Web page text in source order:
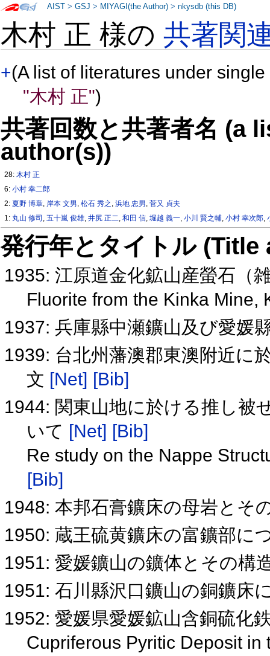
木村 正 様の共著関
+(A list of literatures under
"木村 正")
共著回数と共著者名 (a
author(s))
28:木村 正
6:小村 幸二郎
2:夏野 博章, 岸本 文男,松石 秀之 ,浜地 忠男,菅又 貞夫
1: 丸山 修司 ,五十嵐 俊雄,井尻 正二,和田 信,堀越 義一,小川 賢之輔,小村 幸次郎,
発行年とタイトル
1935: 江原道金化鉱山産螢石（
Fluorite from the Kinka Mine,
1937: 兵庫縣中瀬鑛山及び愛媛
1939: 台北州藩澳郡東澳附近に
文 [Net] [Bib]
1944: 関東山地に於ける推し被
いて [Net] [Bib]
Re study on the Nappe
[Bib]
1948: 本邦石膏鑛床の母岩とそ
1950: 蔵王硫黄鑛床の富鑛部に
1951: 愛媛鑛山の鑛体とその構
1951: 石川縣沢口鑛山の銅鑛床
1952: 愛媛県愛媛鉱山含銅硫化
Cupriferous Pyritic Deposit
AIST >GSJ > MIYAGI(the Author) >nkysdb (this DB)